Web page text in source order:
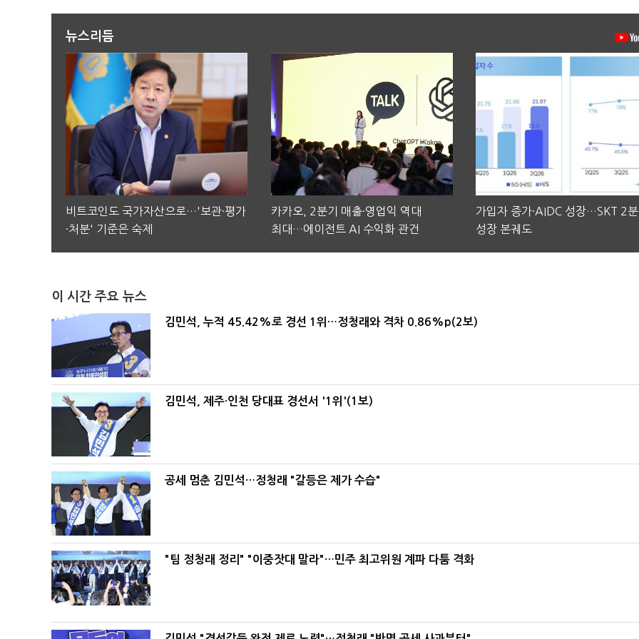
뉴스리듬
비트코인도 국가자산으로…'보관·평가
·처분' 기준은 숙제
카카오, 2분기 매출·영업익 역대
최대…에이전트 AI 수익화 관건
가입자 증가·AIDC 성장…SKT 2
성장 본궤도
이 시간 주요 뉴스
김민석, 누적 45.42%로 경선 1위…정청래와 격차 0.86%p(2보)
김민석, 제주·인천 당대표 경선서 '1위'(1보)
공세 멈춘 김민석…정청래 "갈등은 제가 수습"
"팀 정청래 정리" "이중잣대 말라"…민주 최고위원 계파 다툼 격화